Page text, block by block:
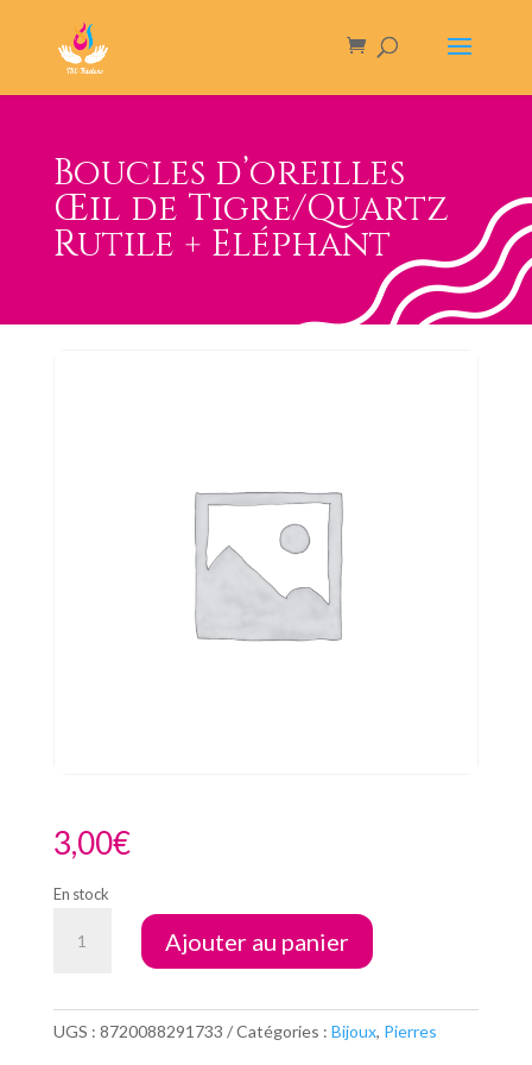
Boucles d’oreilles
Œil de Tigre/Quartz
Rutile + Eléphant
3,00€
En stock
de
Ajouter au panier
UGS : 8720088291733 Catégories : Bijoux, Pierres